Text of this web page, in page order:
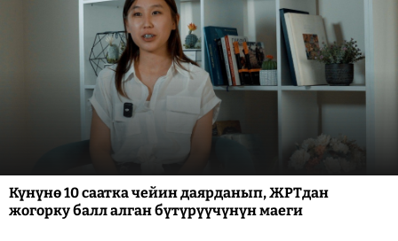
Күнүнө 10 саатка чейин даярданып, ЖРТдан
жогорку балл алган бүтүрүүчүнүн маеги